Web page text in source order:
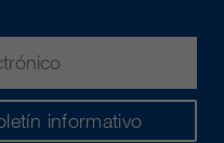
informativo